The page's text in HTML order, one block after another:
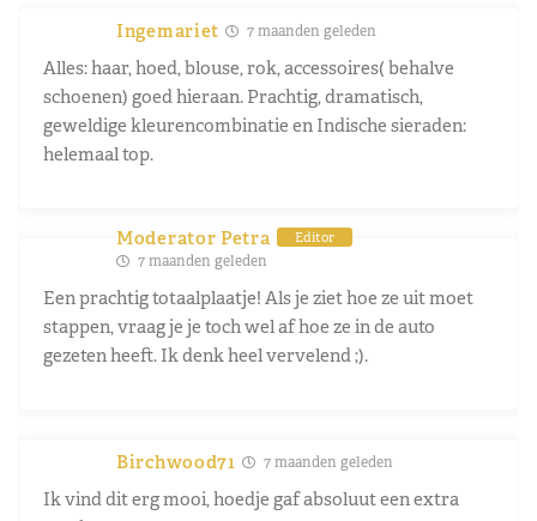
Ingemariet 7 maanden geleden
Alles: haar, hoed, blouse, rok, accessoires( behalve
schoenen) goed hieraan. Prachtig, dramatisch,
geweldige kleurencombinatie en Indische sieraden:
helemaal top.
Moderator Petra Editor
7 maanden geleden
Een prachtig totaalplaatje! Als je ziet hoe ze uit moet
stappen, vraag je je toch wel af hoe ze in de auto
gezeten heeft. Ik denk heel vervelend ;).
Birchwood71 7 maanden geleden
Ik vind dit erg mooi, hoedje gaf absoluut een extra